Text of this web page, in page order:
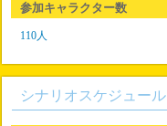
参加キャラクター数
110人
シナリオスケジュール